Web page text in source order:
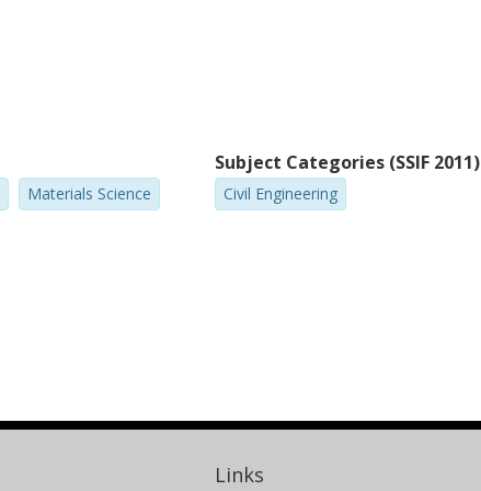
Materials Science
Subject Categories (SSIF 2011)
Civil Engineering
Links